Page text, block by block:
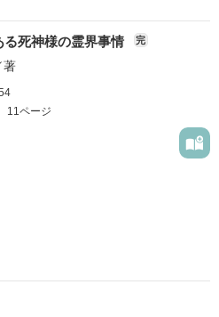
を読む
を読む
る死神様の霊界事情 完
著
11ページ